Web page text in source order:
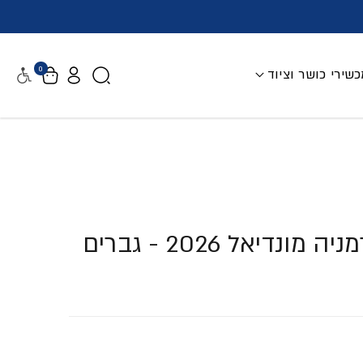
כושר וציוד 0 נגישות
2026 - גברים